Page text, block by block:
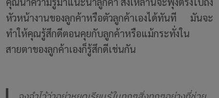
หัวหน้างานของลูกค้าหรือตัวลูกค้าเองได้ทันที มันจะ
ทำให้คุณรู้สึกดีตอนคุยกับลูกค้าหรือแม้กระทั่งใน
สายตาของลูกค้าเองก็รู้สึกดีเช่นกัน